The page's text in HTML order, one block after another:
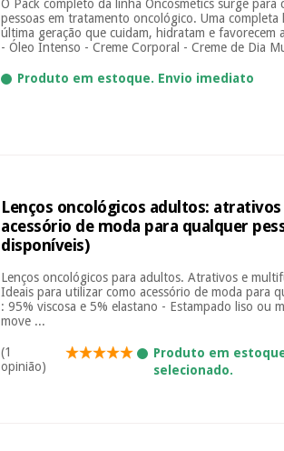
O Pack completo da linha Oncosmetics surge para
pessoas em tratamento oncológico. Uma
última geração que cuidam, hidratam e favorecem
- Óleo Intenso - Creme Corporal - Creme de Dia
Produto em estoque. Envio imediato
Lenços oncológicos adultos:
acessório de moda para qualquer
disponíveis)
Lenços oncológicos para adultos. Atrativos e
Ideais para utilizar como acessório de moda para
: 95% viscosa e 5% elastano - Estampado liso ou
move ...
(1
opinião)
Produto em
selecionado.